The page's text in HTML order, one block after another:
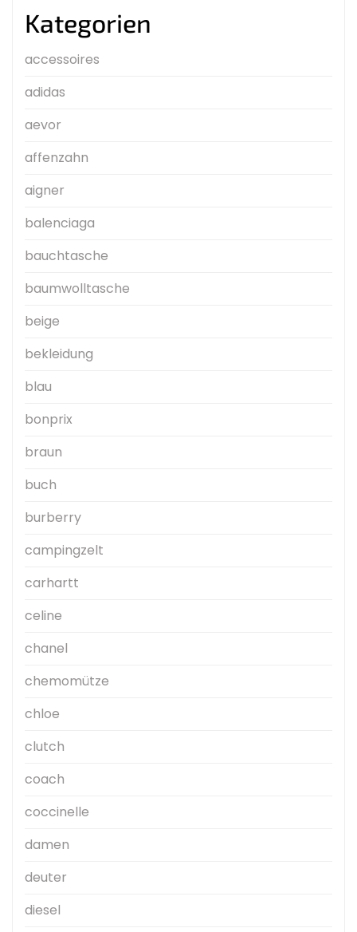
Kategorien
accessoires
adidas
aevor
affenzahn
aigner
balenciaga
bauchtasche
baumwolltasche
beige
bekleidung
blau
bonprix
braun
buch
burberry
campingzelt
carhartt
celine
chanel
chemomütze
chloe
clutch
coach
coccinelle
damen
deuter
diesel